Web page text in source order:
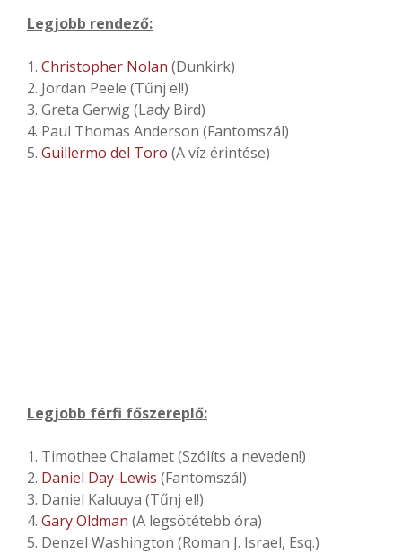
Legjobb rendező:
1. Christopher Nolan (Dunkirk)
2. Jordan Peele (Tűnj el!)
3. Greta Gerwig (Lady Bird)
4. Paul Thomas Anderson (Fantomszál)
5. Guillermo del Toro (A víz érintése)
Legjobb férfi főszereplő:
1. Timothee Chalamet (Szólíts a neveden!)
2. Daniel Day-Lewis (Fantomszál)
3. Daniel Kaluuya (Tűnj el!)
4. Gary Oldman (A legsötétebb óra)
5. Denzel Washington (Roman J. Israel, Esq.)